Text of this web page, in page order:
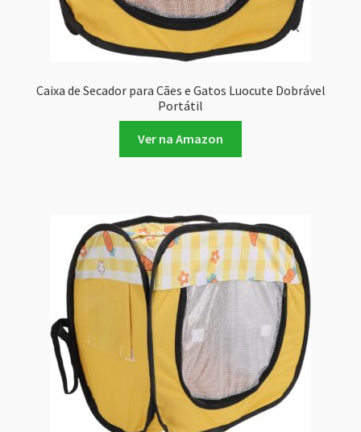
Caixa de Secador para Cães e Gatos Luocute Dobrável
Portátil
Ver na Amazon